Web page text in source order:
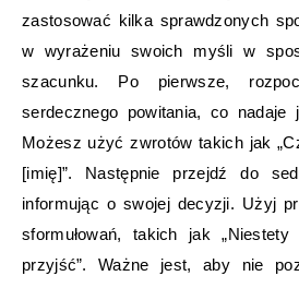
zastosować kilka sprawdzonych
w wyrażeniu swoich myśli w
szacunku. Po pierwsze,
serdecznego powitania, co nadaje
Możesz użyć zwrotów takich jak
[imię]”. Następnie przejdź do
informując o swojej decyzji. Użyj
sformułowań, takich jak „Niestety
przyjść”. Ważne jest, aby nie